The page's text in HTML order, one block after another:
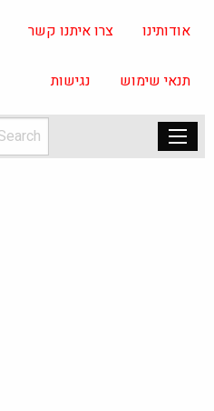
אודותינו צרו איתנו קשר
תנאי שימוש נגישות